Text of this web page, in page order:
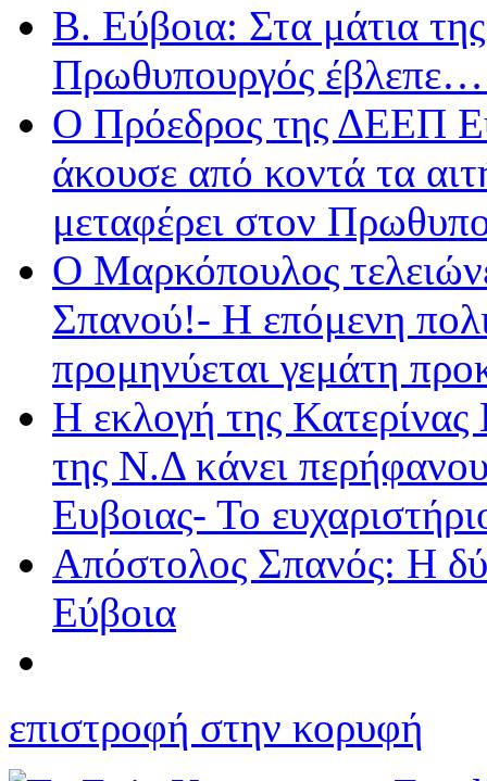
Β. Εύβοια: Στα μάτια
Πρωθυπουργός
Ο Πρόεδρος της ΔΕΕΠ
άκουσε από κοντά τα
μεταφέρει στον
Ο Μαρκόπουλος
Σπανού!- Η επόμενη
προμηνύεται γεμάτη
Η εκλογή της
της Ν.Δ κάνει
Ευβοιας- Το
Απόστολος Σπανός: Η
Εύβοια
επιστροφή στην κορυφή